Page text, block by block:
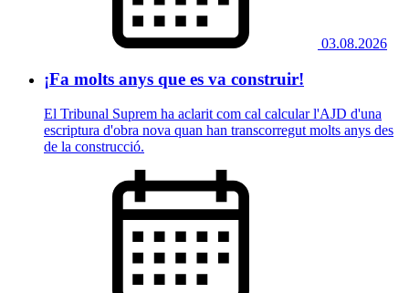
03.08.2026
¡Fa molts anys que es va construir!
El Tribunal Suprem ha aclarit com cal calcular l'AJD d'una
escriptura d'obra nova quan han transcorregut molts anys des
de la construcció.